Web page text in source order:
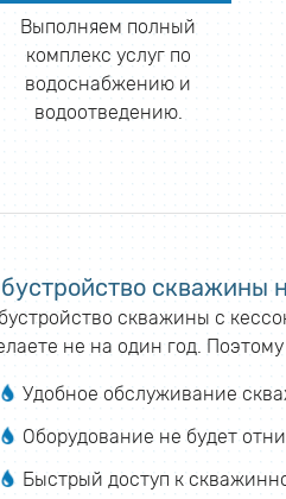
Выполняем полный
комплекс услуг по
водоснабжению и
водоотведению.
скважины
скважины с
не на один год.
Удобное обслуживание
Оборудование не будет
Быстрый доступ к